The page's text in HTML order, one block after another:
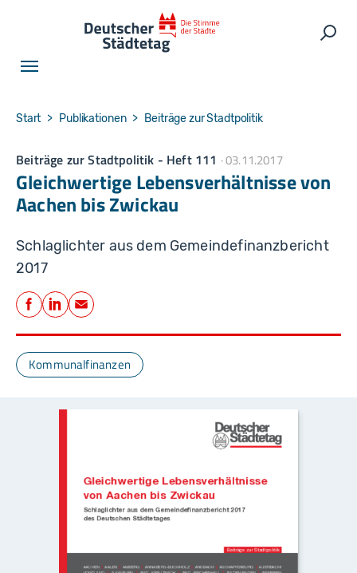
You are here:
Start Publikationen Beiträge zur Stadtpolitik
Beiträge zur Stadtpolitik - Heft 111 03.11.2017
Gleichwertige Lebensverhältnisse von
Aachen bis Zwickau
Schlaglichter aus dem Gemeindefinanzbericht
2017
Teilen
Facebook
LinkedIn
E-Mail
Kommunalfinanzen